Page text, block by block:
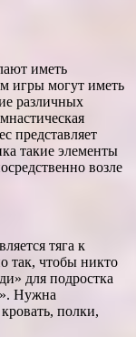
иметь
игры могут иметь
различных
представляет
такие элементы
возле
тяга к
так, чтобы никто
для подростка
Нужна
полки,